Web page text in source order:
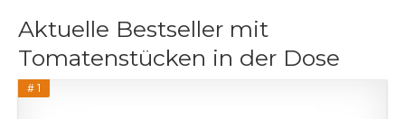
Aktuelle Bestseller mit
Tomatenstücken in der Dose
# 1